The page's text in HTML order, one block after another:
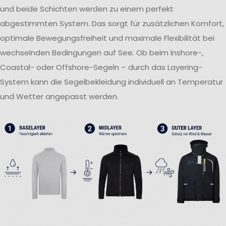
und beide Schichten werden zu einem perfekt
abgestimmten System. Das sorgt für zusätzlichen Komfort,
optimale Bewegungsfreiheit und maximale Flexibilität bei
wechselnden Bedingungen auf See. Ob beim Inshore-,
Coastal- oder Offshore-Segeln – durch das Layering-
System kann die Segelbekleidung individuell an Temperatur
und Wetter angepasst werden.